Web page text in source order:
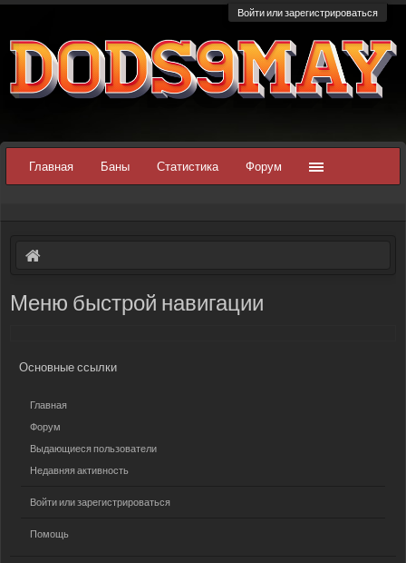
Войти или зарегистрироваться
Меню быстрой навигации
Основные ссылки
Главная
Форум
Выдающиеся пользователи
Недавняя активность
Войти или зарегистрироваться
Помощь
Главная Баны Статистика Форум